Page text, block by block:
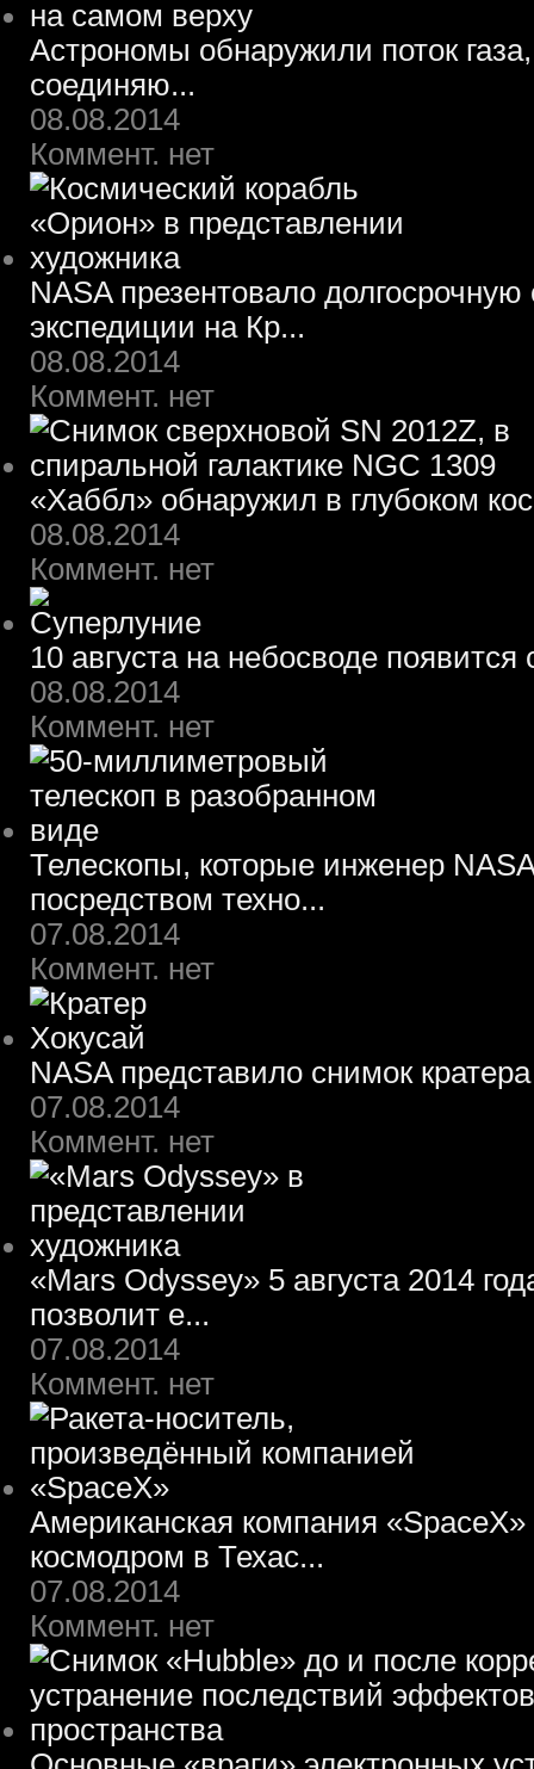
Астрономы обнаружили поток
соединяю...
08.08.2014
Коммент. нет
NASA презентовало
экспедиции на Кр...
08.08.2014
Коммент. нет
«Хаббл» обнаружил в глубоком
08.08.2014
Коммент. нет
10 августа на небосводе
08.08.2014
Коммент. нет
Телескопы, которые инженер
посредством техно...
07.08.2014
Коммент. нет
NASA представило снимок
07.08.2014
Коммент. нет
«Mars Odyssey» 5 августа 2014
позволит е...
07.08.2014
Коммент. нет
Американская компания
космодром в Техас...
07.08.2014
Коммент. нет